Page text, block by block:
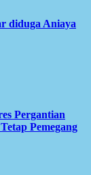
diduga Aniaya
Pergantian
Pemegang